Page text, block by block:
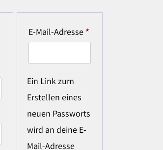
E-Mail-Adresse*
Ein Link zum
Erstellen eines
neuen Passworts
wird an deine E-
Mail-Adresse